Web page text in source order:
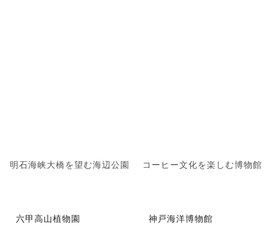
明石海峡大橋を望む海辺公園 コーヒー文化を楽しむ博物館
六甲高山植物園 神戸海洋博物館